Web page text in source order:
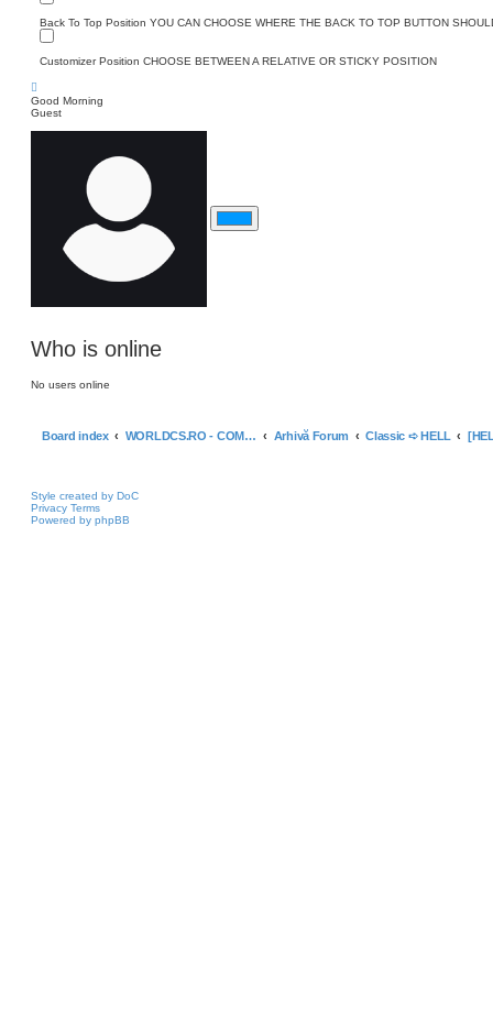
Back To Top Position YOU CAN CHOOSE WHERE THE BACK TO TOP BUTTON
Customizer Position CHOOSE BETWEEN A RELATIVE OR STICKY POSITION
Good Morning
Guest
Who is online
No users online
Board index WORLDCS.RO - COMMUNITY ARCHIVE Arhivă Forum Classic ➪ HELL
Style created by DoC
Privacy Terms
Powered by phpBB